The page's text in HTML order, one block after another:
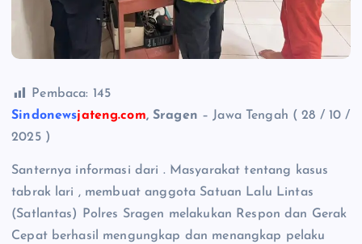
Pembaca: 145
Sindonewsjateng.com, Sragen – Jawa Tengah ( 28 / 10 /
2025 )
Santernya informasi dari . Masyarakat tentang kasus
tabrak lari , membuat anggota Satuan Lalu Lintas
(Satlantas) Polres Sragen melakukan Respon dan Gerak
Cepat berhasil mengungkap dan menangkap pelaku